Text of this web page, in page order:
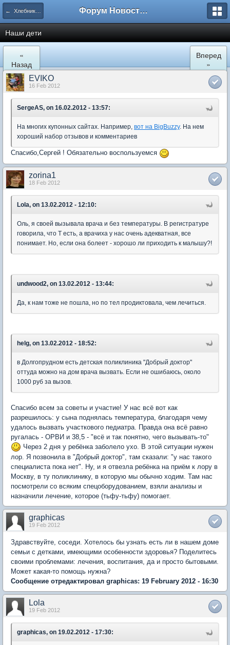
← Хлебниково Форум Новостройки
Наши дети
«
Назад
Вперед
»
EVIKO
16 Feb 2012
SergeAS, on 16.02.2012 - 13:57:
На многих купонных сайтах. Например, вот на BigBuzzy. На нем
хороший набор отзывов и комментариев
Спасибо,Сергей ! Обязательно воспользуемся
zorina1
18 Feb 2012
Lola, on 13.02.2012 - 12:10:
Оль, я своей вызывала врача и без температуры. В регистратуре
говорила, что Т есть, а врачиха у нас очень адекватная, все
понимает. Но, если она болеет - хорошо ли приходить к малышу?!
undwood2, on 13.02.2012 - 13:44:
Да, к нам тоже не пошла, но по тел продиктовала, чем лечиться.
helg, on 13.02.2012 - 18:52:
в Долгопрудном есть детская поликлиника "Добрый доктор"
оттуда можно на дом врача вызвать. Если не ошибаюсь, около
1000 руб за вызов.
Спасибо всем за советы и участие! У нас всё вот как
разрешилось: у сына поднялась температура, благодаря чему
удалось вызвать участкового педиатра. Правда она всё равно
ругалась - ОРВИ и 38,5 - "всё и так понятно, чего вызывать-то"
Через 2 дня у ребёнка заболело ухо. В этой ситуации нужен
лор. Я позвонила в "Добрый доктор", там сказали: "у нас такого
специалиста пока нет". Ну, и я отвезла ребёнка на приём к лору в
Москву, в ту поликлинику, в которую мы обычно ходим. Там нас
посмотрели со всяким спецоборудованием, взяли анализы и
назначили лечение, которое (тьфу-тьфу) помогает.
graphicas
19 Feb 2012
Здравствуйте, соседи. Хотелось бы узнать есть ли в нашем доме
семьи с детками, имеющими особенности здоровья? Поделитесь
своими проблемами: лечения, воспитания, да и просто бытовыми.
Может какая-то помощь нужна?
Сообщение отредактировал graphicas: 19 February 2012 - 16:30
Lola
19 Feb 2012
graphicas, on 19.02.2012 - 17:30: